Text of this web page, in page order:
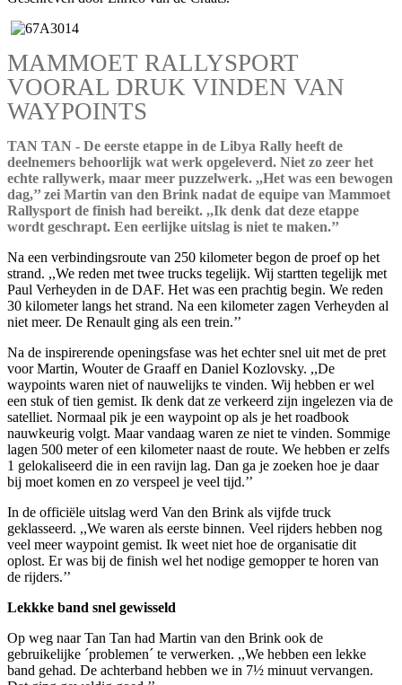
MAMMOET RALLYSPORT
VOORAL DRUK VINDEN VAN
WAYPOINTS
TAN TAN - De eerste etappe in de Libya Rally heeft de
deelnemers behoorlijk wat werk opgeleverd. Niet zo zeer het
echte rallywerk, maar meer puzzelwerk. ,,Het was een bewogen
dag,’’ zei Martin van den Brink nadat de equipe van Mammoet
Rallysport de finish had bereikt. ,,Ik denk dat deze etappe
wordt geschrapt. Een eerlijke uitslag is niet te maken.’’
Na een verbindingsroute van 250 kilometer begon de proef op het
strand. ,,We reden met twee trucks tegelijk. Wij startten tegelijk met
Paul Verheyden in de DAF. Het was een prachtig begin. We reden
30 kilometer langs het strand. Na een kilometer zagen Verheyden al
niet meer. De Renault ging als een trein.’’
Na de inspirerende openingsfase was het echter snel uit met de pret
voor Martin, Wouter de Graaff en Daniel Kozlovsky. ,,De
waypoints waren niet of nauwelijks te vinden. Wij hebben er wel
een stuk of tien gemist. Ik denk dat ze verkeerd zijn ingelezen via de
satelliet. Normaal pik je een waypoint op als je het roadbook
nauwkeurig volgt. Maar vandaag waren ze niet te vinden. Sommige
lagen 500 meter of een kilometer naast de route. We hebben er zelfs
1 gelokaliseerd die in een ravijn lag. Dan ga je zoeken hoe je daar
bij moet komen en zo verspeel je veel tijd.’’
In de officiële uitslag werd Van den Brink als vijfde truck
geklasseerd. ,,We waren als eerste binnen. Veel rijders hebben nog
veel meer waypoint gemist. Ik weet niet hoe de organisatie dit
oplost. Er was bij de finish wel het nodige gemopper te horen van
de rijders.’’
Lekkke band snel gewisseld
Op weg naar Tan Tan had Martin van den Brink ook de
gebruikelijke ´problemen´ te verwerken. ,,We hebben een lekke
band gehad. De achterband hebben we in 7½ minuut vervangen.